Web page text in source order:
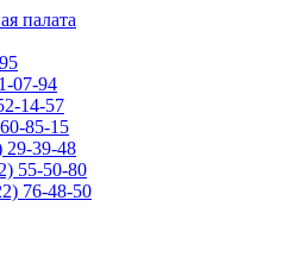
07-94
14-57
85-15
29-39-48
55-50-80
76-48-50